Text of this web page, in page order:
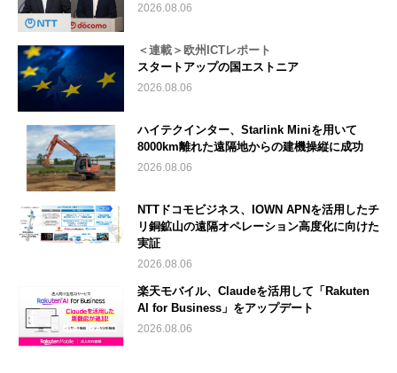
2026.08.06
＜連載＞欧州ICTレポート
スタートアップの国エストニア
2026.08.06
ハイテクインター、Starlink Miniを用いて
8000km離れた遠隔地からの建機操縦に成功
2026.08.06
NTTドコモビジネス、IOWN APNを活用したチ
リ銅鉱山の遠隔オペレーション高度化に向けた
実証
2026.08.06
楽天モバイル、Claudeを活用して「Rakuten
AI for Business」をアップデート
2026.08.06